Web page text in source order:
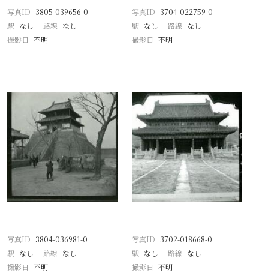
写真ID 3805-039656-0
駅 なし 路線 なし
撮影日 不明
写真ID 3704-022759-0
駅 なし 路線 なし
撮影日 不明
−
写真ID 3804-036981-0
駅 なし 路線 なし
撮影日 不明
−
写真ID 3702-018668-0
駅 なし 路線 なし
撮影日 不明